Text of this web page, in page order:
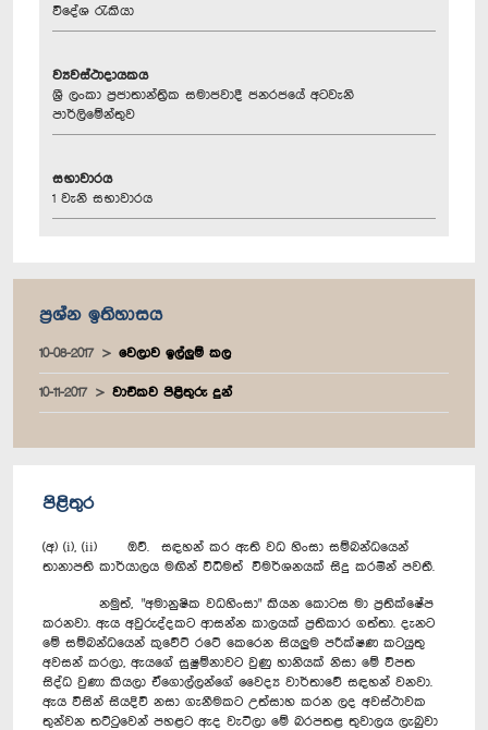
විදේශ රැකියා
ව්‍යවස්ථාදායකය
ශ්‍රී ලංකා ප්‍රජාතාන්ත්‍රික සමාජවාදී ජනරජයේ අටවැනි
පාර්ලිමේන්තුව
සභාවාරය
1 වැනි සභාවාරය
ප්‍රශ්න ඉතිහාසය
10-08-2017 වෙලාව ඉල්ලුම් කල
10-11-2017 වාචිකව පිළිතුරු දුන්
පිළිතුර
(අ) (i), (ii) ඔව්. සඳහන් කර ඇති වධ හිංසා සම්බන්ධයෙන්
තානාපති කාර්යාලය මඟින් විධිමත් විමර්ශනයක් සිදු කරමින් පවතී.
නමුත්, "අමානුෂික වධහිංසා" කියන කොටස මා ප්‍රතික්ෂේප
කරනවා. ඇය අවුරුද්දකට ආසන්න කාලයක් ප්‍රතිකාර ගත්තා. දැනට
මේ සම්බන්ධයෙන් කුවේට් රටේ කෙරෙන සියලුම පරීක්ෂණ කටයුතු
අවසන් කරලා, ඇයගේ සුෂුම්නාවට වුණු හානියක් නිසා මේ විපත
සිද්ධ වුණා කියලා ඒගොල්ලන්ගේ වෛද්‍ය වාර්තාවේ සඳහන් වනවා.
ඇය විසින් සියදිවි නසා ගැනීමකට උත්සාහ කරන ලද අවස්ථාවක
තුන්වන තට්ටුවෙන් පහළට ඇද වැටිලා මේ බරපතළ තුවාලය ලැබුවා